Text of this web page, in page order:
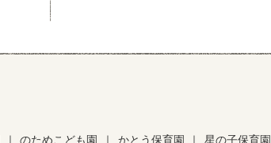
｜ のためこども園 ｜ かとう保育園 ｜ 星の子保育園